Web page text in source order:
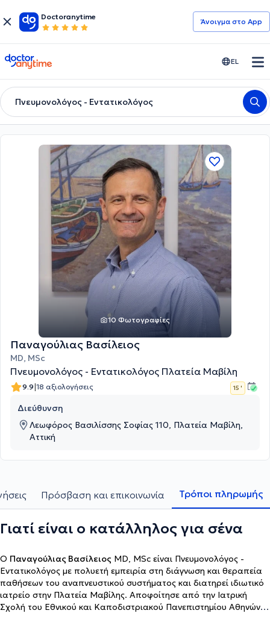
Doctoranytime
Άνοιγμα στο App
doctoranytime EL
Πνευμονολόγος - Εντατικολόγος
10 Φωτογραφίες
Παναγούλιας Βασίλειος
MD, MSc
Πνευμονολόγος - Εντατικολόγος Πλατεία Μαβίλη
9.9|18 αξιολογήσεις 15 '
Διεύθυνση
Λεωφόρος Βασιλίσσης Σοφίας 110, Πλατεία Μαβίλη,
Αττική
Πρόσβαση και επικοινωνία Τρόποι πληρωμής
Γιατί είναι ο κατάλληλος για σένα
Ο Παναγούλιας Βασίλειος MD, MSc είναι Πνευμονολόγος -
Εντατικολόγος με πολυετή εμπειρία στη διάγνωση και θεραπεία
παθήσεων του αναπνευστικού συστήματος και διατηρεί ιδιωτικό
ιατρείο στην Πλατεία Μαβίλης. Αποφοίτησε από την Ιατρική
Σχολή του Εθνικού και Καποδιστριακού Πανεπιστημίου Αθηνών